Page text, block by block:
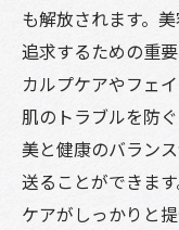
も解放されます。
追求するための重
カルプケアやフェ
肌のトラブルを防
美と健康のバラン
送ることができま
ケアがしっかりと